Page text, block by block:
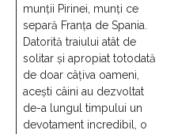
munții Pirinei, munți ce
separă Franța de Spania.
Datorită traiului atât de
solitar și apropiat totodată
de doar câțiva oameni,
acești câini au dezvoltat
de-a lungul timpului un
devotament incredibil, o